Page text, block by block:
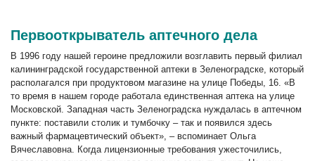
Первооткрыватель аптечного дела
В 1996 году нашей героине предложили возглавить первый филиал
калининградской государственной аптеки в Зеленоградске, который
располагался при продуктовом магазине на улице Победы, 16. «В
то время в нашем городе работала единственная аптека на улице
Московской. Западная часть Зеленоградска нуждалась в аптечном
пункте: поставили столик и тумбочку – так и появился здесь
важный фармацевтический объект», – вспоминает Ольга
Вячеславовна. Когда лицензионные требования ужесточились,